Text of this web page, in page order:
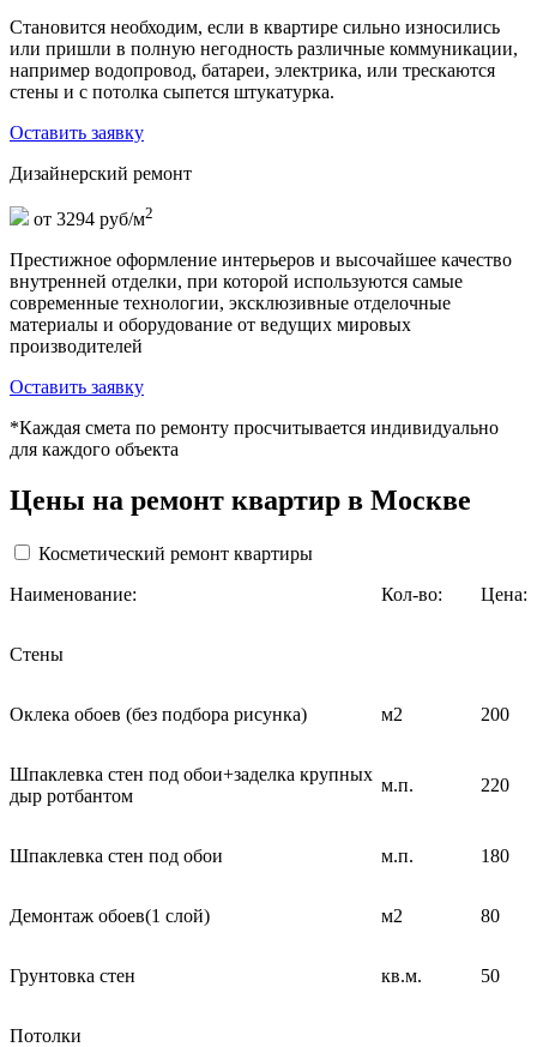
Становится необходим, если в квартире сильно износились
или пришли в полную негодность различные коммуникации,
например водопровод, батареи, электрика, или трескаются
стены и с потолка сыпется штукатурка.
Оставить заявку
Дизайнерский ремонт
от 3294 руб/м2
Престижное оформление интерьеров и высочайшее качество
внутренней отделки, при которой используются самые
современные технологии, эксклюзивные отделочные
материалы и оборудование от ведущих мировых
производителей
Оставить заявку
*Каждая смета по ремонту просчитывается индивидуально
для каждого объекта
Цены на ремонт квартир в Москве
Косметический ремонт квартиры
Наименование:
Кол-во: Цена:
Стены
Оклека обоев (без подбора рисунка) м2 200
Шпаклевка стен под обои+заделка крупных
дыр ротбантом
м.п. 220
Шпаклевка стен под обои м.п. 180
Демонтаж обоев(1 слой) м2 80
Грунтовка стен кв.м. 50
Потолки